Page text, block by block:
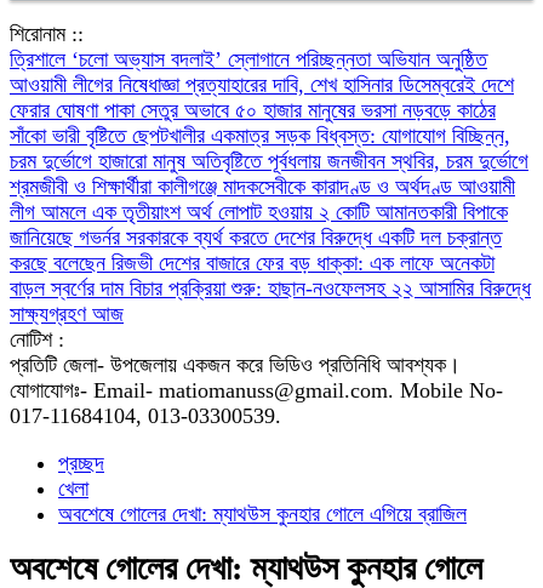
শিরোনাম ::
‎ত্রিশালে ‘চলো অভ্যাস বদলাই’ স্লোগানে পরিচ্ছন্নতা অভিযান অনুষ্ঠিত
আওয়ামী লীগের নিষেধাজ্ঞা প্রত্যাহারের দাবি, শেখ হাসিনার ডিসেম্বরেই দেশে
ফেরার ঘোষণা পাকা সেতুর অভাবে ৫০ হাজার মানুষের ভরসা নড়বড়ে কাঠের
সাঁকো ভারী বৃষ্টিতে ছেপটখালীর একমাত্র সড়ক বিধ্বস্ত: যোগাযোগ বিচ্ছিন্ন,
চরম দুর্ভোগে হাজারো মানুষ অতিবৃষ্টিতে পূর্বধলায় জনজীবন স্থবির, চরম দুর্ভোগে
শ্রমজীবী ও শিক্ষার্থীরা কালীগঞ্জে মাদকসেবীকে কারাদণ্ড ও অর্থদণ্ড আওয়ামী
লীগ আমলে এক তৃতীয়াংশ অর্থ লোপাট হওয়ায় ২ কোটি আমানতকারী বিপাকে
জানিয়েছে গভর্নর সরকারকে ব্যর্থ করতে দেশের বিরুদ্ধে একটি দল চক্রান্ত
করছে বলেছেন রিজভী দেশের বাজারে ফের বড় ধাক্কা: এক লাফে অনেকটা
বাড়ল স্বর্ণের দাম বিচার প্রক্রিয়া শুরু: হাছান-নওফেলসহ ২২ আসামির বিরুদ্ধে
সাক্ষ্যগ্রহণ আজ
নোটিশ :
প্রতিটি জেলা- উপজেলায় একজন করে ভিডিও প্রতিনিধি আবশ্যক।
যোগাযোগঃ- Email- matiomanuss@gmail.com. Mobile No-
017-11684104, 013-03300539.
প্রচ্ছদ
খেলা
অবশেষে গোলের দেখা: ম্যাথউস কুনহার গোলে এগিয়ে ব্রাজিল
অবশেষে গোলের দেখা: ম্যাথউস কুনহার গোলে